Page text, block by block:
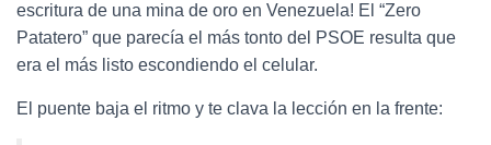
escritura de una mina de oro en Venezuela! El “Zero
Patatero” que parecía el más tonto del PSOE resulta que
era el más listo escondiendo el celular.
El puente baja el ritmo y te clava la lección en la frente: